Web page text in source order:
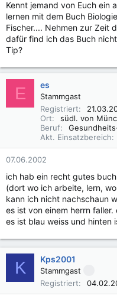
Kennt jemand von Euch ein
lernen mit dem Buch
Fischer.... Nehmen zur Zeit
dafür find ich das Buch
Tip?
E es
Stammgast
Registriert
Ort
südl. von
Beruf
Akt. Einsatzbereich
07.06.2002
ich hab ein recht gutes
(dort wo ich arbeite, lern,
kann ich nicht nachschaun
es ist von einem herrn
es ist blau weiss und hinten
K Kps2001
Stammgast
Registriert